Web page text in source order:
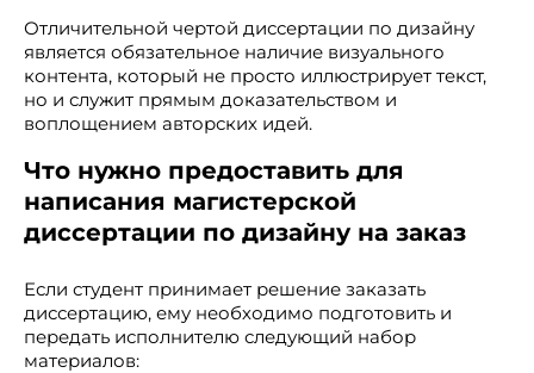
Отличительной чертой диссертации по дизайну
является обязательное наличие визуального
контента, который не просто иллюстрирует текст,
но и служит прямым доказательством и
воплощением авторских идей.
Что нужно предоставить для
написания магистерской
диссертации по дизайну на заказ
Если студент принимает решение заказать
диссертацию, ему необходимо подготовить и
передать исполнителю следующий набор
материалов: